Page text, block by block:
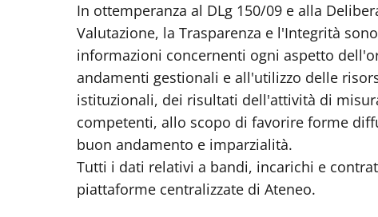
In ottemperanza al DLg 150/09 e alla
Valutazione, la Trasparenza e l'Integrità
informazioni concernenti ogni aspetto
andamenti gestionali e all'utilizzo delle
istituzionali, dei risultati dell'attività di
competenti, allo scopo di favorire forme
buon andamento e imparzialità.
Tutti i dati relativi a bandi, incarichi e
piattaforme centralizzate di Ateneo.